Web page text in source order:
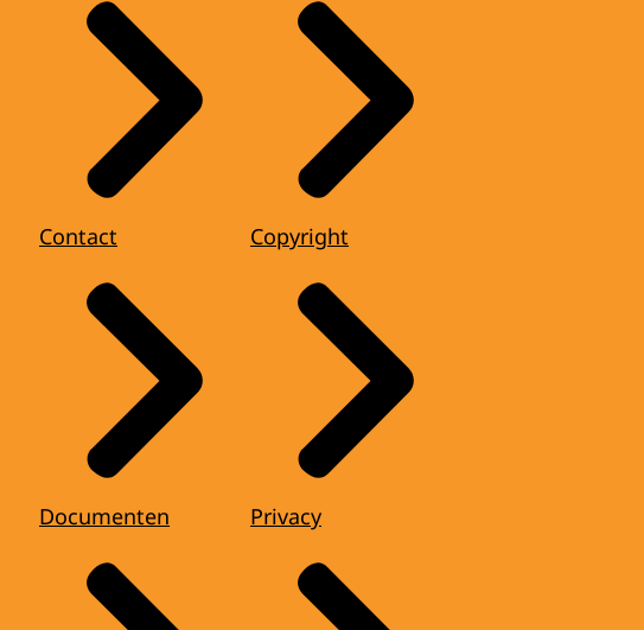
Contact
Documenten
Copyright
Privacy